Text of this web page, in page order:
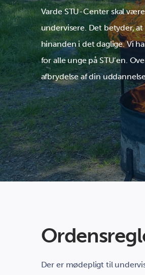
Varde STU-Center skal
undervisere. Det betyder,
hinanden i det daglige. Vi
for alle unge på STU’en.
afbrydelse af din
Der er mødepligt til